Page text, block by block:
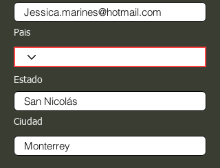
Pais
Estado
Ciudad